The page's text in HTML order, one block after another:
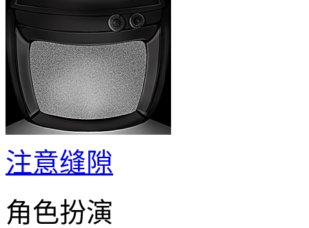
注意缝隙
角色扮演